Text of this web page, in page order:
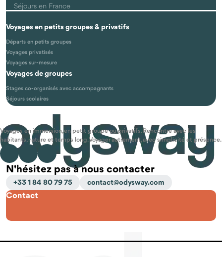
Séjours en France
Voyages en petits groupes & privatifs
Départs en petits groupes
Voyages privatisés
Voyages sur-mesure
Voyages de groupes
Stages co-organisés avec accompagnants
Séjours scolaires
Voyages en immersion, en petit groupe ou privatifs. Rencontre avec les
habitants, nature et temps long. Voyager autrement, avec simplicité et présence.
N'hésitez pas à nous contacter
+33 1 84 80 79 75 contact@odysway.com
Contact